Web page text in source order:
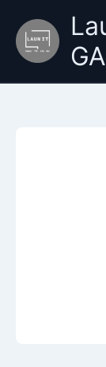
Inhalt
springen